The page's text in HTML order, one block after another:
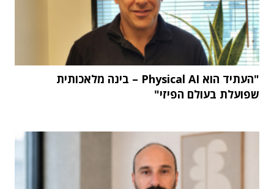
"העתיד הוא Physical AI – בינה מלאכותית
שפועלת בעולם הפיזי"